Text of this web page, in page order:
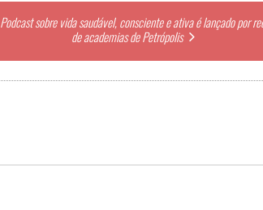
Podcast sobre vida saudável, consciente e ativa é lançado por
de academias de Petrópolis